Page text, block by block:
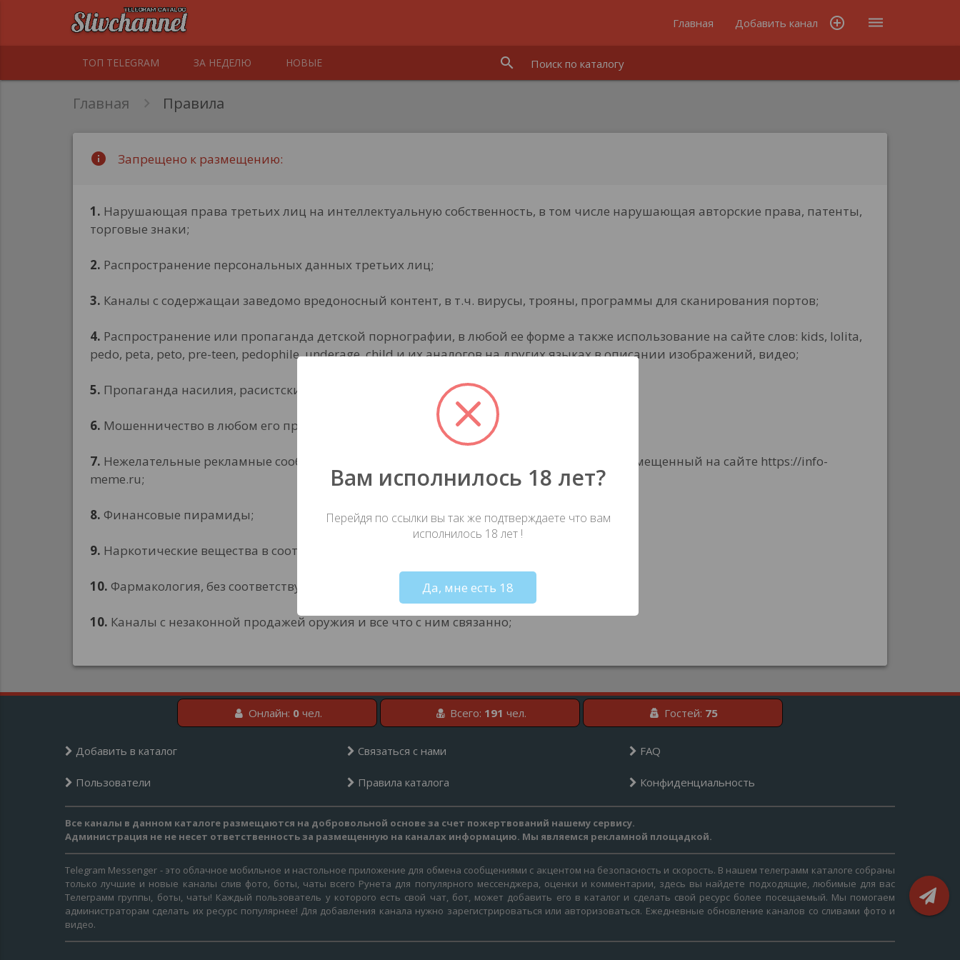
Главная Добавить канал add_circle_outline dehaze
ТОП TELEGRAM ЗА НЕДЕЛЮ НОВЫЕ search
Главная Правила
info Запрещено к размещению:
1. Нарушающая права третьих лиц на интеллектуальную собственность, в том числе нарушающая авторские права, патенты,
торговые знаки;
2. Распространение персональных данных третьих лиц;
3. Каналы с содержащаи заведомо вредоносный контент, в т.ч. вирусы, трояны, программы для сканирования портов;
4. Распространение или пропаганда детской порнографии, в любой ее форме а также использование на сайте слов: kids, lolita,
pedo, peta, peto, pre-teen, pedophile, underage, child и их аналогов на других языках в описании изображений, видео;
5. Пропаганда насилия, расистские материалы;
6. Мошенничество в любом его проявлении;
7. Нежелательные рекламные сообщения на сторонних ресурсах с ссылкой на ресурс, размещенный на сайте https://info-
meme.ru;
8.Финансовые пирамиды;
9. Наркотические вещества в соответствии с Opium Law;
10.Фармакология, без соответствующей лицензии;
10. Каналы с незаконной продажей оружия и все что с ним связанно;
Онлайн: 0 чел. Всего: 191 чел. Гостей: 75
Добавить в каталог
Пользователи
Связаться с нами
Правила каталога
FAQ
Конфиденциальность
Все каналы в данном каталоге размещаются на добровольной основе за счет пожертвований нашему сервису.
Администрация не не несет ответственность за размещенную на каналах информацию. Мы являемся рекламной площадкой.
Telegram Messenger - это облачное мобильное и настольное приложение для обмена сообщениями с акцентом на безопасность и скорость. В нашем телеграмм каталоге собраны
только лучшие и новые каналы слив фото, боты, чаты всего Рунета для популярного мессенджера, оценки и комментарии, здесь вы найдете подходящие, любимые для вас
Телеграмм группы, боты, чаты! Каждый пользователь у которого есть свой чат, бот, может добавить его в каталог и сделать свой ресурс более посещаемый. Мы помогаем
администраторам сделать их ресурс популярнее! Для добавления канала нужно зарегистрироваться или авторизоваться. Ежедневные обновление каналов со сливами фото и
видео.
Вам исполнилось 18 лет?
Перейдя по ссылки вы так же подтверждаете что вам
исполнилось 18 лет !
Да, мне есть 18